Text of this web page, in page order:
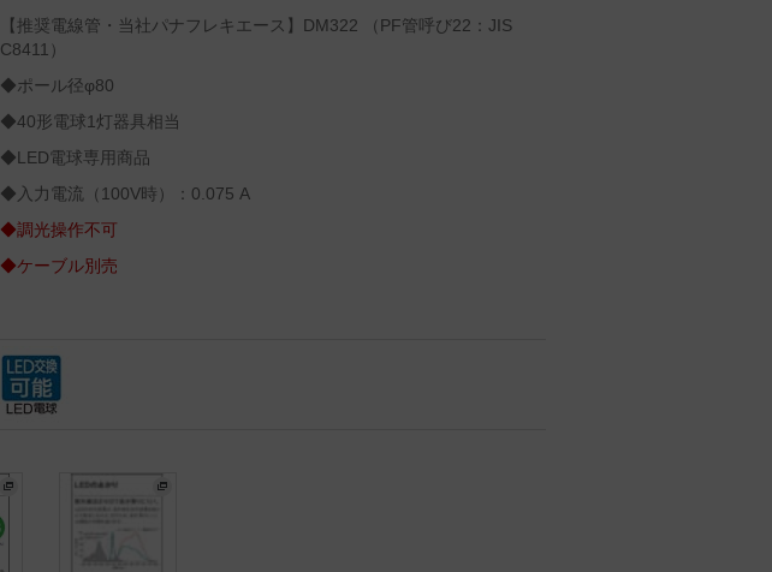
【推奨電線管・当社パナフレキエース】DM322 （PF管呼び22：JIS
C8411）
◆ポール径φ80
◆40形電球1灯器具相当
◆LED電球専用商品
◆入力電流（100V時）：0.075 A
◆調光操作不可
◆ケーブル別売